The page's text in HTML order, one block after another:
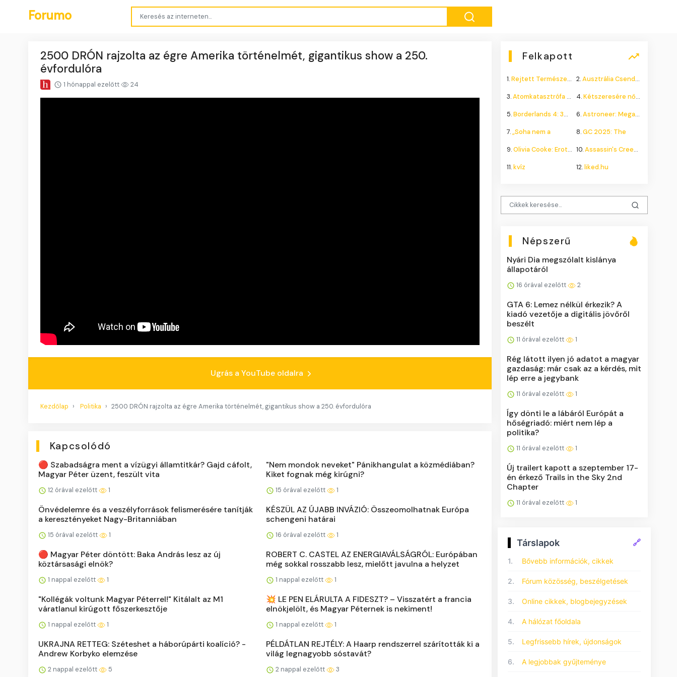
Forumo
2500 DRÓN rajzolta az égre Amerika történelmét, gigantikus show a 250.
évfordulóra
1 hónappal ezelőtt 24
Ugrás a YouTube oldalra
Kezdőlap Politika 2500 DRÓN rajzolta az égre Amerika történelmét, gigantikus show a 250. évfordulóra
Kapcsolódó
🔴 Szabadságra ment a vízügyi államtitkár? Gajd cáfolt,
Magyar Péter üzent, feszült vita
12 órával ezelőtt 1
"Nem mondok neveket" Pánikhangulat a közmédiában?
Kiket fognak még kirúgni?
15 órával ezelőtt 1
Önvédelemre és a veszélyforrások felismerésére tanítják
a keresztényeket Nagy-Britanniában
15 órával ezelőtt 1
KÉSZÜL AZ ÚJABB INVÁZIÓ: Összeomolhatnak Európa
schengeni határai
16 órával ezelőtt 1
🔴 Magyar Péter döntött: Baka András lesz az új
köztársasági elnök?
1 nappal ezelőtt 1
ROBERT C. CASTEL AZ ENERGIAVÁLSÁGRÓL: Európában
még sokkal rosszabb lesz, mielőtt javulna a helyzet
1 nappal ezelőtt 1
"Kollégák voltunk Magyar Péterrel!" Kitálalt az M1
váratlanul kirúgott főszerkesztője
1 nappal ezelőtt 1
💥 LE PEN ELÁRULTA A FIDESZT? – Visszatért a francia
elnökjelölt, és Magyar Péternek is nekiment!
1 nappal ezelőtt 1
UKRAJNA RETTEG: Széteshet a háborúpárti koalíció? -
Andrew Korbyko elemzése
2 nappal ezelőtt 5
PÉLDÁTLAN REJTÉLY: A Haarp rendszerrel szárították ki a
világ legnagyobb sóstavát?
2 nappal ezelőtt 3
Felkapott
1.Rejtett Természeti Csoda 2.Ausztrália Csendes Összeomlása
3.Atomkatasztrófa 1985: A 4.Kétszeresére nőhet a
5.Borderlands 4: 300.000+ 6.Astroneer: Megatech DLC
7.„Soha nem a 8.GC 2025: The
9.Olivia Cooke: Erotikus 10.Assassin's Creed Shadows
11.kvíz 12.liked.hu
Népszerű
Nyári Dia megszólalt kislánya
állapotáról
16 órával ezelőtt 2
GTA 6: Lemez nélkül érkezik? A
kiadó vezetője a digitális jövőről
beszélt
11 órával ezelőtt 1
Rég látott ilyen jó adatot a magyar
gazdaság: már csak az a kérdés, mit
lép erre a jegybank
11 órával ezelőtt 1
Így dönti le a lábáról Európát a
hőségriadó: miért nem lép a
politika?
11 órával ezelőtt 1
Új trailert kapott a szeptember 17-
én érkező Trails in the Sky 2nd
Chapter
11 órával ezelőtt 1
Társlapok 🔗
1. Bővebb információk, cikkek
2. Fórum közösség, beszélgetések
3. Online cikkek, blogbejegyzések
4. A hálózat főoldala
5. Legfrissebb hírek, újdonságok
6. A legjobbak gyűjteménye